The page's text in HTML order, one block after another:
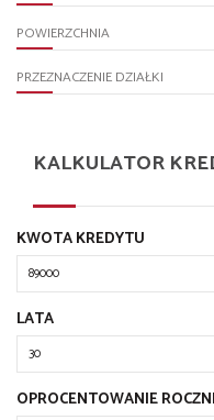
POWIERZCHNIA
PRZEZNACZENIE DZIAŁKI
KALKULATOR
KWOTA KREDYTU
LATA
OPROCENTOWANIE